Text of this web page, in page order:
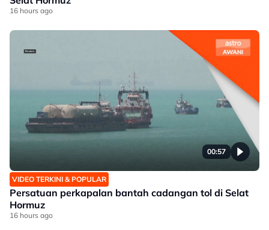
16 hours ago
00:57
VIDEO TERKINI & POPULAR
Persatuan perkapalan bantah cadangan tol di Selat
Hormuz
16 hours ago